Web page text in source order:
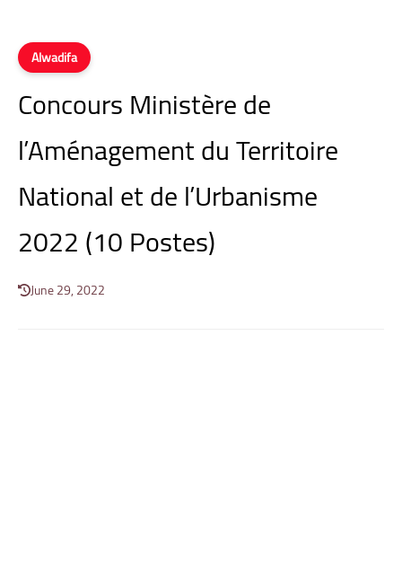
Alwadifa
Concours Ministère de
l’Aménagement du Territoire
National et de l’Urbanisme
2022 (10 Postes)
June 29, 2022